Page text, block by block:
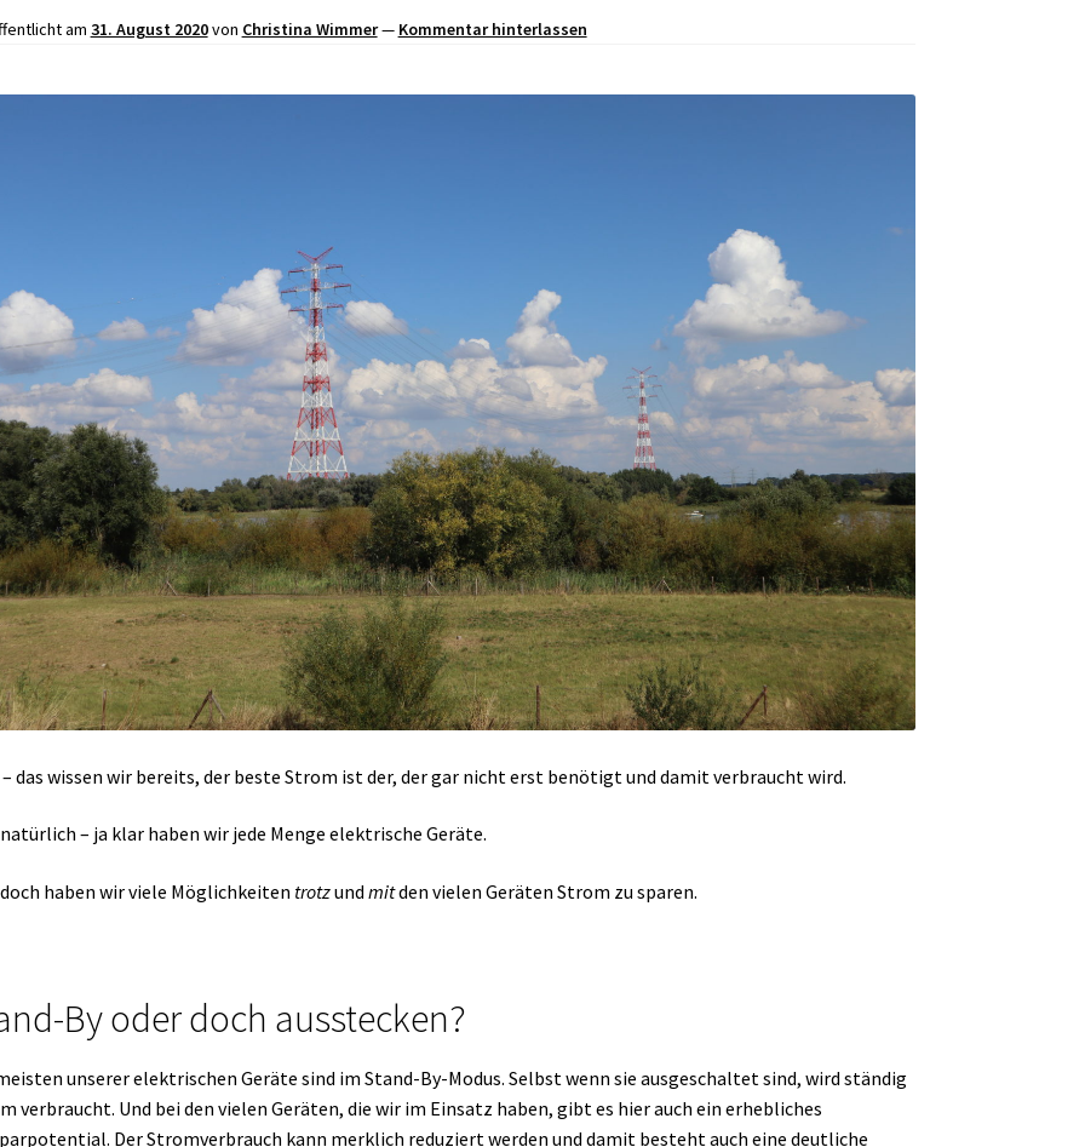
am 31. August 2020von Christina Wimmer— Kommentar hinterlassen
das wissen wir bereits, der beste Strom ist der, der gar nicht erst benötigt und damit verbraucht wird.
– ja klar haben wir jede Menge elektrische Geräte.
haben wir viele Möglichkeiten trotzund mitden vielen Geräten Strom zu sparen.
By oder doch ausstecken?
unserer elektrischen Geräte sind im Stand-By-Modus. Selbst wenn sie ausgeschaltet sind, wird ständig
verbraucht. Und bei den vielen Geräten, die wir im Einsatz haben, gibt es hier auch ein erhebliches
Der Stromverbrauch kann merklich reduziert werden und damit besteht auch eine deutliche